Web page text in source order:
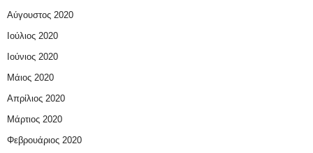
Αύγουστος 2020
Ιούλιος 2020
Ιούνιος 2020
Μάιος 2020
Απρίλιος 2020
Μάρτιος 2020
Φεβρουάριος 2020